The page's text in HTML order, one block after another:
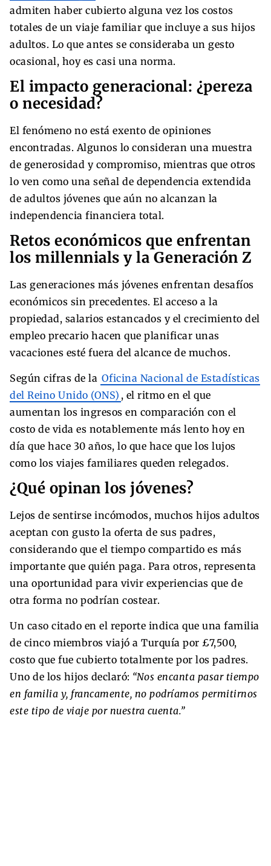
admiten haber cubierto alguna vez los costos
totales de un viaje familiar que incluye a sus hijos
adultos. Lo que antes se consideraba un gesto
ocasional, hoy es casi una norma.
El impacto generacional: ¿pereza
o necesidad?
El fenómeno no está exento de opiniones
encontradas. Algunos lo consideran una muestra
de generosidad y compromiso, mientras que otros
lo ven como una señal de dependencia extendida
de adultos jóvenes que aún no alcanzan la
independencia financiera total.
Retos económicos que enfrentan
los millennials y la Generación Z
Las generaciones más jóvenes enfrentan desafíos
económicos sin precedentes. El acceso a la
propiedad, salarios estancados y el crecimiento del
empleo precario hacen que planificar unas
vacaciones esté fuera del alcance de muchos.
Según cifras de la Oficina Nacional de Estadísticas
del Reino Unido (ONS) , el ritmo en el que
aumentan los ingresos en comparación con el
costo de vida es notablemente más lento hoy en
día que hace 30 años, lo que hace que los lujos
como los viajes familiares queden relegados.
¿Qué opinan los jóvenes?
Lejos de sentirse incómodos, muchos hijos adultos
aceptan con gusto la oferta de sus padres,
considerando que el tiempo compartido es más
importante que quién paga. Para otros, representa
una oportunidad para vivir experiencias que de
otra forma no podrían costear.
Un caso citado en el reporte indica que una familia
de cinco miembros viajó a Turquía por £7,500,
costo que fue cubierto totalmente por los padres.
Uno de los hijos declaró: “Nos encanta pasar tiempo
en familia y, francamente, no podríamos permitirnos
este tipo de viaje por nuestra cuenta.”